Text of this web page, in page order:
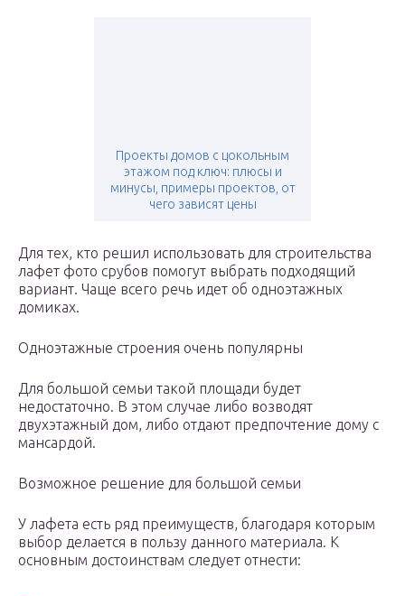
Проекты домов с цокольным
этажом под ключ: плюсы и
минусы, примеры проектов, от
чего зависят цены
Для тех, кто решил использовать для строительства
лафет фото срубов помогут выбрать подходящий
вариант. Чаще всего речь идет об одноэтажных
домиках.
Одноэтажные строения очень популярны
Для большой семьи такой площади будет
недостаточно. В этом случае либо возводят
двухэтажный дом, либо отдают предпочтение дому с
мансардой.
Возможное решение для большой семьи
У лафета есть ряд преимуществ, благодаря которым
выбор делается в пользу данного материала. К
основным достоинствам следует отнести: